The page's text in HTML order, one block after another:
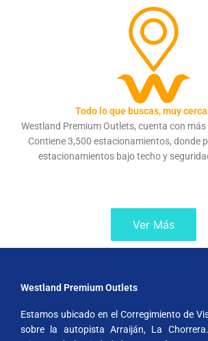
Todo lo que buscas, muy
Westland Premium Outlets, cuenta con
Contiene 3,500 estacionamientos, donde
estacionamientos bajo techo y
Ver Más
Westland Premium Outlets
Estamos ubicado en el Corregimiento de
sobre la autopista Arraiján, La